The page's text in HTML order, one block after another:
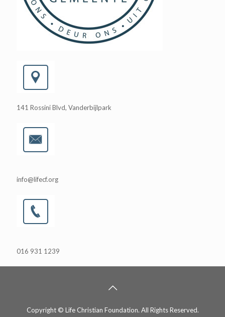
141 Rossini Blvd, Vanderbijlpark
info@lifecf.org
016 931 1239
Copyright © Life Christian Foundation. All Rights Reserved.